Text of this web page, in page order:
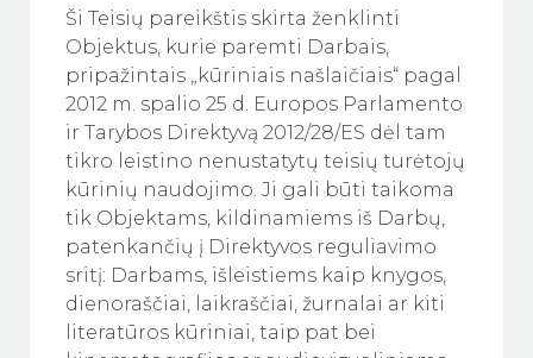
Ši Teisių pareikštis skirta ženklinti
Objektus, kurie paremti Darbais,
pripažintais „kūriniais našlaičiais“ pagal
2012 m. spalio 25 d. Europos Parlamento
ir Tarybos Direktyvą 2012/28/ES dėl tam
tikro leistino nenustatytų teisių turėtojų
kūrinių naudojimo. Ji gali būti taikoma
tik Objektams, kildinamiems iš Darbų,
patenkančių į Direktyvos reguliavimo
sritį: Darbams, išleistiems kaip knygos,
dienoraščiai, laikraščiai, žurnalai ar kiti
literatūros kūriniai, taip pat bei